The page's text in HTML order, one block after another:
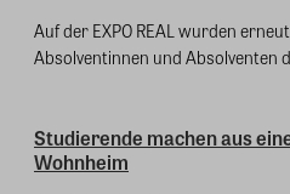
Auf der EXPO REAL wurden
Absolventinnen und Absolventen
Studierende machen aus
Wohnheim